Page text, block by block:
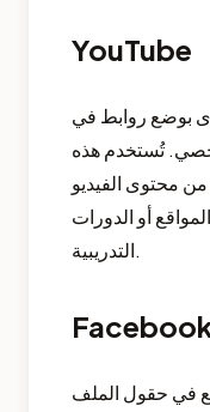
YouTube
بوضع روابط في
تُستخدم هذه
محتوى الفيديو
أو الدورات
التدريبية.
في حقول الملف